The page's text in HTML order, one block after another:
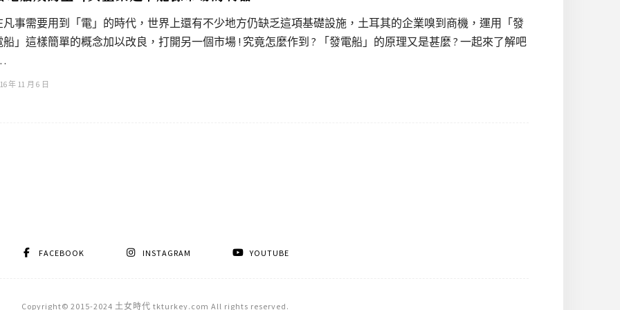
凡事需要用到「電」的時代，世界上還有不少地方仍缺乏這項基礎設施，土耳其的企業嗅到商機，運用「發
船」這樣簡單的概念加以改良，打開另一個市場 ! 究竟怎麼作到 ? 「發電船」的原理又是甚麼 ? 一起來了解吧
年 11 月 6 日
FACEBOOK INSTAGRAM YOUTUBE
Copyright© 2015-2024 土女時代 tkturkey.com All rights reserved.